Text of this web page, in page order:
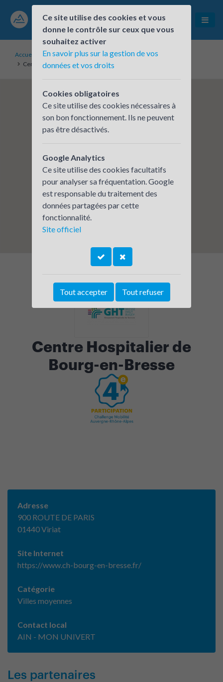
Accueil
Établissements inscrits
Centre Hospitalier de Bourg-en-Bresse
Centre Hospitalier de
Bourg-en-Bresse
Adresse
900 ROUTE DE PARIS
01440 Viriat
Site Internet
https://www.ch-bourg-en-bresse.fr/
Catégorie
Villes moyennes
Contact local
AIN - MON UNIVERT
Les partenaires
Ce site utilise des cookies et vous
donne le contrôle sur ceux que vous
souhaitez activer
En savoir plus sur la gestion de vos
données et vos droits
Cookies obligatoires
Ce site utilise des cookies nécessaires à
son bon fonctionnement. Ils ne peuvent
pas être désactivés.
Google Analytics
Ce site utilise des cookies facultatifs
pour analyser sa fréquentation. Google
est responsable du traitement des
données partagées par cette
fonctionnalité.
Site officiel
Tout accepter Tout refuser